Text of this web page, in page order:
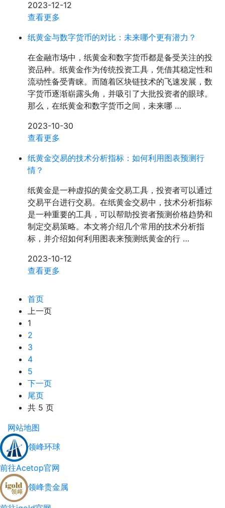
2023-12-12
查看更多
纸黄金与数字货币的对比：未来哪个更有潜力？
在金融市场中，纸黄金和数字货币都是备受关注的投
资品种。纸黄金作为传统投资工具，凭借其稳定性和
流动性备受青睐。而随着区块链技术的飞速发展，数
字货币逐渐崭露头角，并吸引了大批投资者的眼球。
那么，在纸黄金和数字货币之间，未来哪 …
2023-10-30
查看更多
纸黄金交易的技术分析指标：如何利用图表预测行
情？
纸黄金是一种虚拟的黄金交易工具，投资者可以通过
交易平台进行交易。在纸黄金交易中，技术分析指标
是一种重要的工具，可以帮助投资者预测价格趋势和
制定交易策略。本文将介绍几个常用的技术分析指
标，并介绍如何利用图表来预测纸黄金的行 …
2023-10-12
查看更多
首页
上一页
1
2
3
4
5
下一页
尾页
共 5 页
网站地图
领峰环球
前往Acetop官网
领峰贵金属